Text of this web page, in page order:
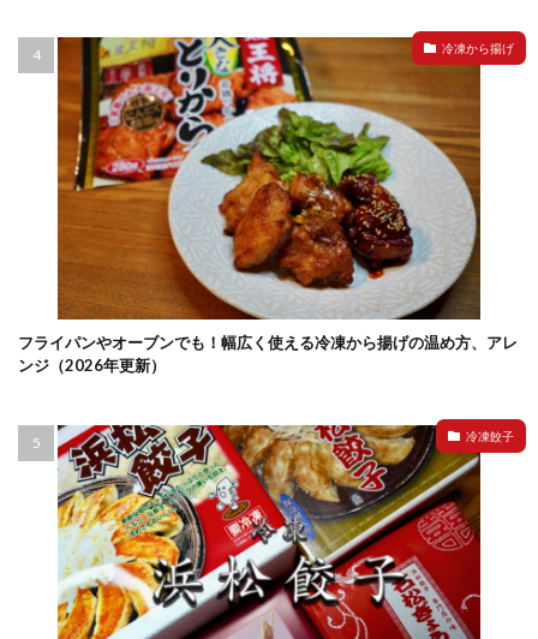
冷凍から揚げ
フライパンやオーブンでも！幅広く使える冷凍から揚げの温め方、アレ
ンジ（2026年更新）
冷凍餃子